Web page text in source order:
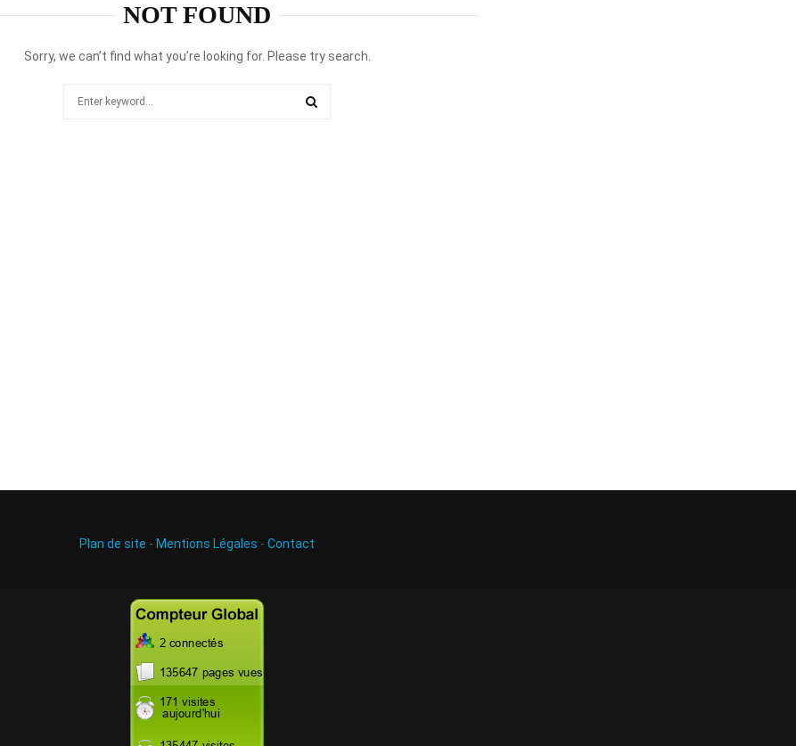
NOT FOUND
Sorry, we can’t find what you’re looking for. Please try search.
Plan de site - Mentions Légales - Contact